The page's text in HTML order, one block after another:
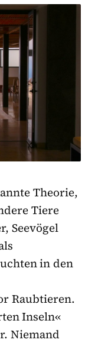
Theorie,
Tiere
Seevögel
in den
Raubtieren.
Inseln«
Niemand